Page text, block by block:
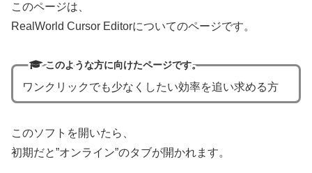
このページは、
RealWorld Cursor Editorについてのページです。
このような方に向けたページです。
ワンクリックでも少なくしたい効率を追い求める方
このソフトを開いたら、
初期だと”オンライン”のタブが開かれます。